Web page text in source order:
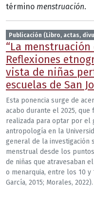
término menstruación.
Publicación (Libro, actas,
“La menstruación
Reflexiones
vista de niñas
escuelas de San
Esta ponencia surge de
acabo durante el 2025,
realizada para optar por el
antropología en la
general de la investigación
menstrual desde los
de niñas que atravesaban
o menarquia, entre los 10 y
García, 2015; Morales, 2022).